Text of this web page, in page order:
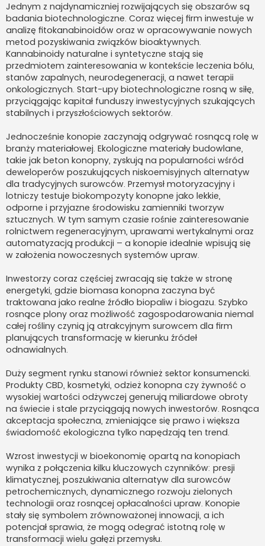
Jednym z najdynamiczniej rozwijających się obszarów są
badania biotechnologiczne. Coraz więcej firm inwestuje w
analizę fitokanabinoidów oraz w opracowywanie nowych
metod pozyskiwania związków bioaktywnych.
Kannabinoidy naturalne i syntetyczne stają się
przedmiotem zainteresowania w kontekście leczenia bólu,
stanów zapalnych, neurodegeneracji, a nawet terapii
onkologicznych. Start-upy biotechnologiczne rosną w siłę,
przyciągając kapitał funduszy inwestycyjnych szukających
stabilnych i przyszłościowych sektorów.
Jednocześnie konopie zaczynają odgrywać rosnącą rolę w
branży materiałowej. Ekologiczne materiały budowlane,
takie jak beton konopny, zyskują na popularności wśród
deweloperów poszukujących niskoemisyjnych alternatyw
dla tradycyjnych surowców. Przemysł motoryzacyjny i
lotniczy testuje biokompozyty konopne jako lekkie,
odporne i przyjazne środowisku zamienniki tworzyw
sztucznych. W tym samym czasie rośnie zainteresowanie
rolnictwem regeneracyjnym, uprawami wertykalnymi oraz
automatyzacją produkcji – a konopie idealnie wpisują się
w założenia nowoczesnych systemów upraw.
Inwestorzy coraz częściej zwracają się także w stronę
energetyki, gdzie biomasa konopna zaczyna być
traktowana jako realne źródło biopaliw i biogazu. Szybko
rosnące plony oraz możliwość zagospodarowania niemal
całej rośliny czynią ją atrakcyjnym surowcem dla firm
planujących transformację w kierunku źródeł
odnawialnych.
Duży segment rynku stanowi również sektor konsumencki.
Produkty CBD, kosmetyki, odzież konopna czy żywność o
wysokiej wartości odżywczej generują miliardowe obroty
na świecie i stale przyciągają nowych inwestorów. Rosnąca
akceptacja społeczna, zmieniające się prawo i większa
świadomość ekologiczna tylko napędzają ten trend.
Wzrost inwestycji w bioekonomię opartą na konopiach
wynika z połączenia kilku kluczowych czynników: presji
klimatycznej, poszukiwania alternatyw dla surowców
petrochemicznych, dynamicznego rozwoju zielonych
technologii oraz rosnącej opłacalności upraw. Konopie
stały się symbolem zrównoważonej innowacji, a ich
potencjał sprawia, że mogą odegrać istotną rolę w
transformacji wielu gałęzi przemysłu.